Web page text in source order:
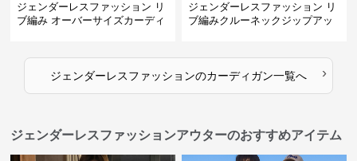
ジェンダーレスファッション リ
ブ編み オーバーサイズカーディ
ジェンダーレスファッション リ
ブ編みクルーネックジップアッ
ジェンダーレスファッションのカーディガン一覧へ ›
ジェンダーレスファッションアウターのおすすめアイテム